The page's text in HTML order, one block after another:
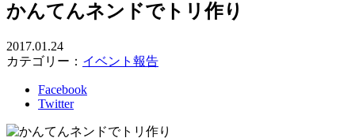
かんてんネンドでトリ作り
2017.01.24
カテゴリー： イベント報告
Facebook
Twitter